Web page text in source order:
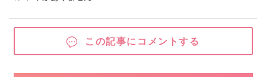
この記事にコメントする